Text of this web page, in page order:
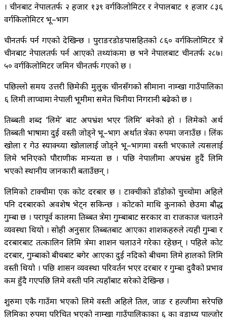
। चीनबाट नेपालतर्फ २ हजार १३९ वर्गकिलोमिटर र नेपालबाट १ हजार ८३६
वर्गकिलोमिटर भू–भाग
चीनतर्फ पर्न गएको देखिन्छ । पुराङरडोङपासहितको ८६० वर्गकिलोमिटर क्षेत्र
चीनबाट नेपालतर्फ पर्न आएको तथ्यांकमा छ भने नेपालबाट चीनतर्फ २८७।
५० वर्गकिलोमिटर जमिन चीनतर्फ गएको छ ।
पछिल्लो समय उत्तरी छिमेकी मुलुक चीनसँगको सीमाना नाम्खा गाउँपालिका
६ लिमी लाप्चामा नेपाली भूमीमा समेत चिनीया निगरानी बढेको छ ।
तिब्बती शब्द ‘लिमे’ बाट अपभ्रंश भएर ‘लिमि’ बनेको हो । लिमेको अर्थ
तिब्बती भाषामा दुई वस्ती जोड्ने भू–भाग अर्थात क्षेत्रका रुपमा जनाउँछ । लिंक
खोला र गेउ स्याक्च्या खोलालाई जोड्ने भू–भागमा वस्ती भएकाले त्यसलाई
लिमे भनिएको पौराणीक मान्यता छ । पछि नेपालीमा अपभ्रंस हुदैं लिमि
भएको स्थानीय जानकारी बताउँछन् ।
लिमिको टाक्चीमा एक कोट दरबार छ । टाक्चीको डाँडोको चुच्चोमा अहिले
पनि दरबारको अवशेष भेट्न सकिन्छ । कोटको माथि कुनाको छेउमा बौद्ध
गुम्बा छ । परापूर्व कालमा तिब्बत क्षेत्रमा गुम्बाबाट सरकार वा राजकाज चलाउने
व्यवस्था थियो । सोही अनुसार तिब्बतबाट आएका शाशकहरुले त्यही गुम्बा र
दरबारबाट तत्कालिन लिमि क्षेत्रमा शाशन चलाउने गरेका रहेछन् । पहिले कोट
दरबार, गुम्बाको बीचबाट बगेर आएका दुई नदिको बीचमा लिमे हालको लिमि
वस्ती थियो । पछि शासन व्यवस्था परिवर्तन भएर दरबार र गुम्बा दुवैको प्रभाव
कम हुँदै गएपछि लिमे वस्ती पनि त्यहाँबाट सरेको देखिन्छ ।
शुरुमा एकै गाउँमा भएको लिमे वस्ती अहिले तिल, जाङ र हल्जीमा सरेपछि
लिमिका रुपमा परिचित भएको नाम्खा गाउँपालिकाका ६ का वडाध्यक्ष पाल्जोर